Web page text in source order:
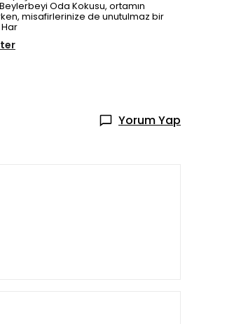
Oda Kokusu, ortamın
misafirlerinize de unutulmaz bir
Yorum Yap